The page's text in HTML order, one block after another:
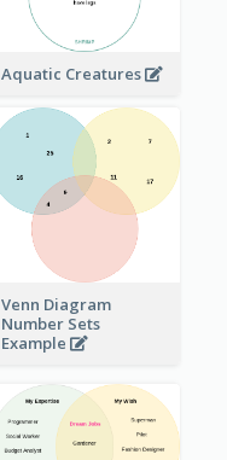
Aquatic Creatures
Venn Diagram
Number Sets
Example